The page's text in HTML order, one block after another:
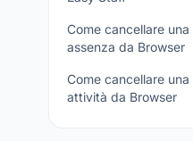
Come cancellare una
assenza da Browser
Come cancellare una
attività da Browser